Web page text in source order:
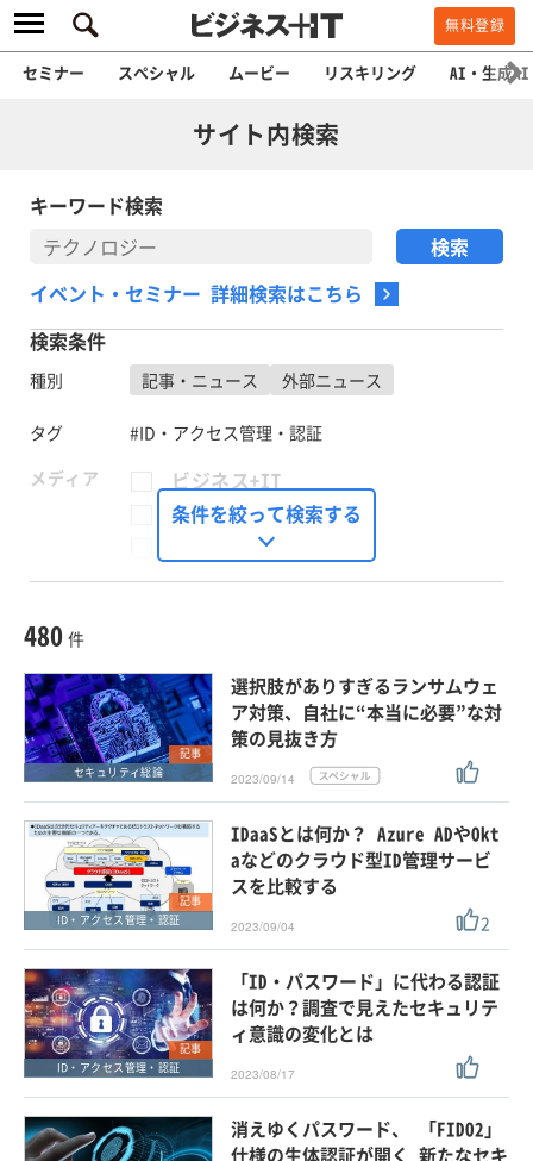
無料登録
セミナー スペシャル ムービー リスキリング AI・生成AI
サイト内検索
キーワード検索
イベント・セミナー 詳細検索はこちら
検索条件
種別 記事・ニュース 外部ニュース
タグ
#ID・アクセス管理・認証
メディア
ビジネス+IT
FinTech Journal
Seizo Trend
外部ニュース
スペシャルに限定する
タグ ×
× ID・アクセス管理・認証
条件を絞って検索する
480 件
記事
セキュリティ総論
選択肢がありすぎるランサムウェ
ア対策、自社に“本当に必要”な対
策の見抜き方
2023/09/14
記事
ID・アクセス管理・認証
IDaaSとは何か？ Azure ADやOkt
aなどのクラウド型ID管理サービ
スを比較する
2023/09/04 2
記事
ID・アクセス管理・認証
「ID・パスワード」に代わる認証
は何か？調査で見えたセキュリテ
ィ意識の変化とは
2023/08/17
消えゆくパスワード、 「FIDO2」
仕様の生体認証が開く 新たなセキ